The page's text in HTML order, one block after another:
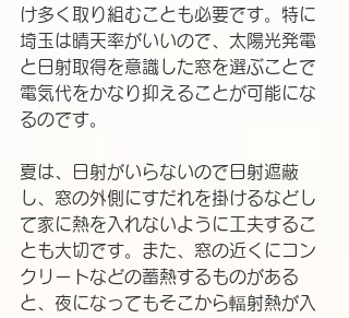
け多く取り組むことも必要です。特に
埼玉は晴天率がいいので、太陽光発電
と日射取得を意識した窓を選ぶことで
電気代をかなり抑えることが可能にな
るのです。
夏は、日射がいらないので日射遮蔽
し、窓の外側にすだれを掛けるなどし
て家に熱を入れないように工夫するこ
とも大切です。また、窓の近くにコン
クリートなどの蓄熱するものがある
と、夜になってもそこから輻射熱が入